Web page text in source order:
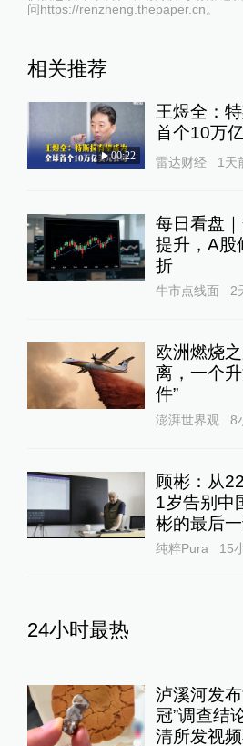
问https://renzheng.thepaper.cn。
相关推荐
00:22
王煜全：
首个10万
雷达财经 1天
每日看盘
提升，A股
折
牛市点线面 2
欧洲燃烧
离，一个
件”
澎湃世界观 8
顾彬：从
1岁告别中
彬的最后
纯粹Pura 15
24小时最热
泸溪河发
冠”调查结
清所发视